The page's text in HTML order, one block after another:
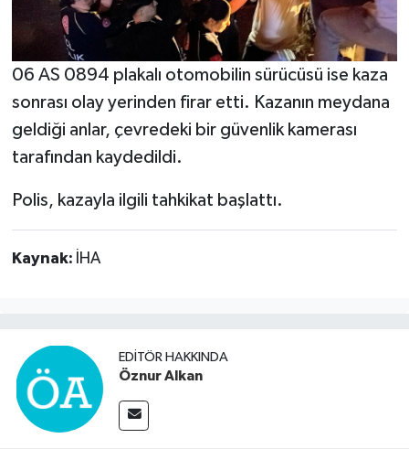
06 AS 0894 plakalı otomobilin sürücüsü ise kaza
sonrası olay yerinden firar etti. Kazanın meydana
geldiği anlar, çevredeki bir güvenlik kamerası
tarafından kaydedildi.
Polis, kazayla ilgili tahkikat başlattı.
Kaynak: İHA
EDITÖR HAKKINDA
Öznur Alkan